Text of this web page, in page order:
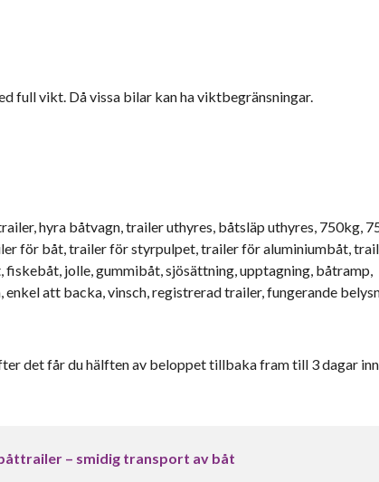
full vikt. Då vissa bilar kan ha viktbegränsningar.
hyra båtvagn, trailer uthyres, båtsläp uthyres, 750kg,
för båt, trailer för styrpulpet, trailer för aluminiumbåt,
jolle, gummibåt, sjösättning, upptagning, båtramp,
att backa, vinsch, registrerad trailer, fungerande
det får du hälften av beloppet tillbaka fram till 3 dagar
– smidig transport av båt